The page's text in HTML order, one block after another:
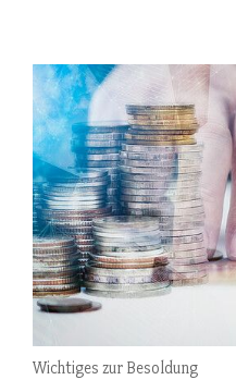
Wichtiges zur Besoldung